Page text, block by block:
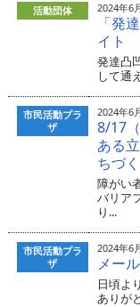
活動団体 2024年6
「発
イト
発達凸
して通
市民活動プラ
ザ
2024年6
8/17
ある
ちづ
障がい
バリア
り...
市民活動プラ
ザ
2024年6
メー
日頃よ
ありが